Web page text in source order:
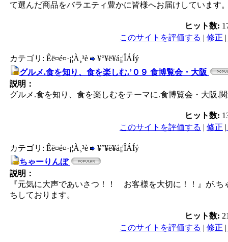
て選んだ商品をバラエティ豊かに皆様へお届けしています
ヒット数:
このサイトを評価する | 修正 |
カテゴリ: Êë¤é¤·¡¦À¸³è
¥°¥ë¥á¡¦ÎÁÍý
グルメ.食を知り、食を楽しむ.’０９ 食博覧会・大阪
説明：
グルメ.食を知り、食を楽しむをテーマに.食博覧会・大阪.
ヒット数:
このサイトを評価する | 修正 |
カテゴリ: Êë¤é¤·¡¦À¸³è
¥°¥ë¥á¡¦ÎÁÍý
ちゃーりんぼ
説明：
『元気に大声であいさつ！！ お客様を大切に！！』が.
ちしております。
ヒット数:
このサイトを評価する | 修正 |